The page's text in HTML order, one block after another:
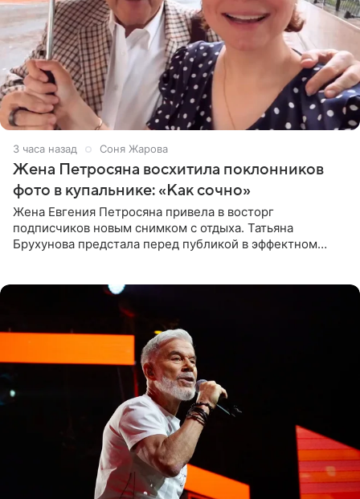
3 часа назад Соня Жарова
Жена Петросяна восхитила поклонников
фото в купальнике: «Как сочно»
Жена Евгения Петросяна привела в восторг
подписчиков новым снимком с отдыха. Татьяна
Брухунова предстала перед публикой в эффектном